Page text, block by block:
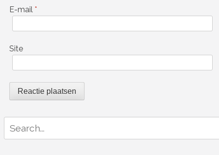
E-mail *
Site
for: